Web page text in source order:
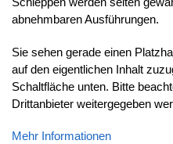
abnehmbaren Ausführungen.
Sie sehen gerade einen
auf den eigentlichen Inhalt
Schaltfläche unten. Bitte
Drittanbieter weitergegeben
Mehr Informationen